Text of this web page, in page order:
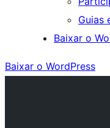
Guias
Baixar o
Baixar o WordPress